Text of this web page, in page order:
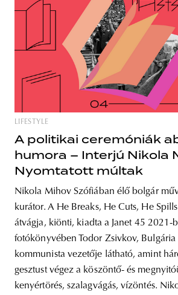
budapest poland
LIFESTYLE
A politikai ceremóniák
humora – Interjú Nikola
Nyomtatott múltak
Nikola Mihov Szófiában élő bolgár
kurátor. A He Breaks, He Cuts, He
átvágja, kiönti, kiadta a Janet 45 2021-
fotókönyvében Todor Zsivkov, Bulgária
kommunista vezetője látható, amint
gesztust végez a köszöntő- és
kenyértörés, szalagvágás, vízöntés.